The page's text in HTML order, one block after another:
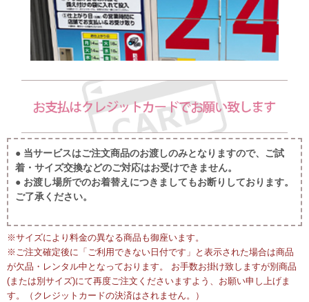
● 当サービスはご注文商品のお渡しのみとなりますので、ご試
着・サイズ交換などのご対応はお受けできません。
● お渡し場所でのお着替えにつきましてもお断りしております。
ご了承ください。
※サイズにより料金の異なる商品も御座います。
※ご注文確定後に「ご利用できない日付です」と表示された場合は商品
が欠品・レンタル中となっております。 お手数お掛け致しますが別商品
(または別サイズ)にて再度ご注文くださいますよう、お願い申し上げま
す。（クレジットカードの決済はされません。）